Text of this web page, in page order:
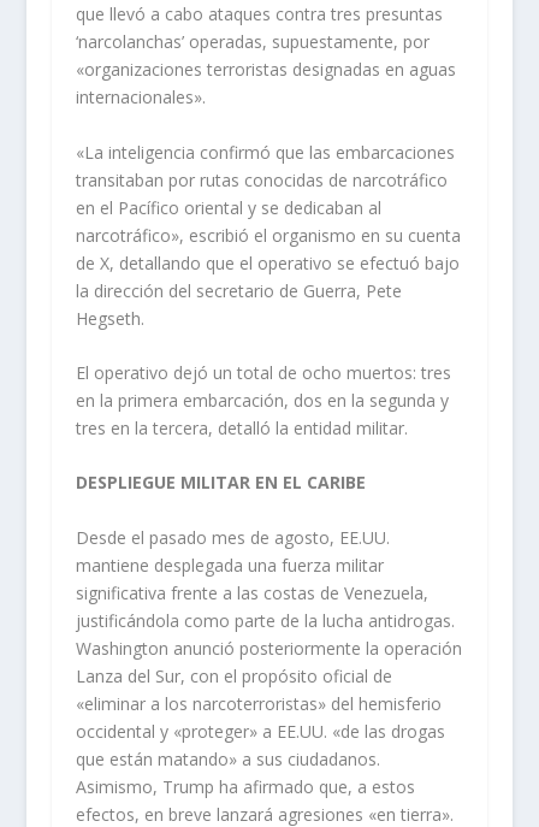
que llevó a cabo ataques contra tres presuntas
‘narcolanchas’ operadas, supuestamente, por
«organizaciones terroristas designadas en aguas
internacionales».
«La inteligencia confirmó que las embarcaciones
transitaban por rutas conocidas de narcotráfico
en el Pacífico oriental y se dedicaban al
narcotráfico», escribió el organismo en su cuenta
de X, detallando que el operativo se efectuó bajo
la dirección del secretario de Guerra, Pete
Hegseth.
El operativo dejó un total de ocho muertos: tres
en la primera embarcación, dos en la segunda y
tres en la tercera, detalló la entidad militar.
DESPLIEGUE MILITAR EN EL CARIBE
Desde el pasado mes de agosto, EE.UU.
mantiene desplegada una fuerza militar
significativa frente a las costas de Venezuela,
justificándola como parte de la lucha antidrogas.
Washington anunció posteriormente la operación
Lanza del Sur, con el propósito oficial de
«eliminar a los narcoterroristas» del hemisferio
occidental y «proteger» a EE.UU. «de las drogas
que están matando» a sus ciudadanos.
Asimismo, Trump ha afirmado que, a estos
efectos, en breve lanzará agresiones «en tierra».